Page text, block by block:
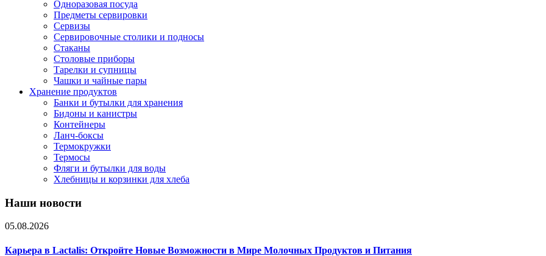
Одноразовая посуда
Предметы сервировки
Сервизы
Сервировочные столики и подносы
Стаканы
Столовые приборы
Тарелки и супницы
Чашки и чайные пары
Хранение продуктов
Банки и бутылки для хранения
Бидоны и канистры
Контейнеры
Ланч-боксы
Термокружки
Термосы
Фляги и бутылки для воды
Хлебницы и корзинки для хлеба
Наши новости
05.08.2026
Карьера в Lactalis: Откройте Новые Возможности в Мире Молочных Продуктов и Питания